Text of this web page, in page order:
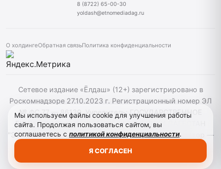
8 (8722) 65-00-30
yoldash@etnomediadag.ru
О холдингеОбратная связьПолитика конфиденциальности
Сетевое издание «Ёлдаш» (12+) зарегистрировано в
Роскомнадзоре 27.10.2023 г. Регистрационный номер ЭЛ
№ ФС 77 — 86130. Учредитель: ГОСУДАРСТВЕННОЕ
БЮДЖЕТНОЕ УЧРЕЖДЕНИЕ РЕСПУБЛИКИ ДАГЕСТАН
"ЭТНОМЕДИАХОЛДИНГ "ДАГЕСТАН" главный редактор —
Г. А. Конакбиев. При использовании материалов сайта
Мы используем файлы cookie для улучшения работы
сайта. Продолжая пользоваться сайтом, вы
соглашаетесь с политикой конфиденциальности.
Я СОГЛАСЕН